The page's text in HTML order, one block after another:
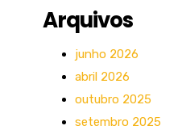
Arquivos
junho 2026
abril 2026
outubro 2025
setembro 2025